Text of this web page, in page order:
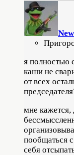
я полностью
каши не
от всех
мне кажется,
пообщаться
себя